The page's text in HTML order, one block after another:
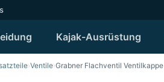
Kajak-Ausrüstung
›Ventile›Grabner Flachventil Ventilkappe